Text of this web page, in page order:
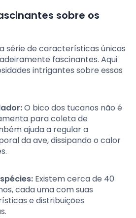
sobre os
série de características únicas
fascinantes. Aqui
intrigantes sobre essas
O bico dos tucanos não é
para coleta de
ajuda a regular a
da ave, dissipando o calor
Existem cerca de 40
cada uma com suas
e distribuições